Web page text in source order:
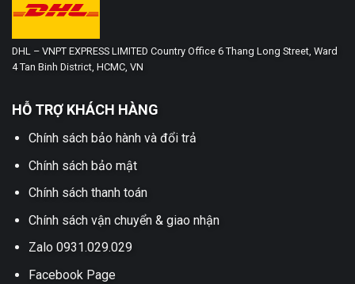
DHL – VNPT EXPRESS LIMITED Country Office 6 Thang Long Street, Ward
4 Tan Binh District, HCMC, VN
HỖ TRỢ KHÁCH HÀNG
Chính sách bảo hành và đổi trả
Chính sách bảo mật
Chính sách thanh toán
Chính sách vận chuyển & giao nhận
Zalo 0931.029.029
Facebook Page